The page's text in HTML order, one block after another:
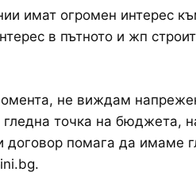
имат огромен интерес
в пътното и жп
не виждам
точка на бюджета,
договор помага да имаме